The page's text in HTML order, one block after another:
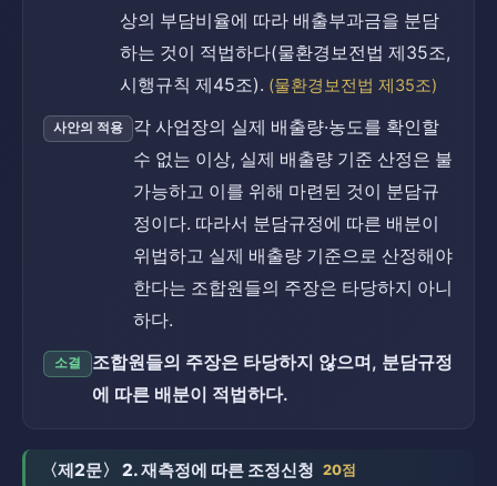
상의 부담비율에 따라 배출부과금을 분담
하는 것이 적법하다(물환경보전법 제35조,
시행규칙 제45조). (물환경보전법 제35조)
사안의 적용
각 사업장의 실제 배출량·농도를 확인할
수 없는 이상, 실제 배출량 기준 산정은 불
가능하고 이를 위해 마련된 것이 분담규
정이다. 따라서 분담규정에 따른 배분이
위법하고 실제 배출량 기준으로 산정해야
한다는 조합원들의 주장은 타당하지 아니
하다.
소결
조합원들의 주장은 타당하지 않으며, 분담규정
에 따른 배분이 적법하다.
〈제2문〉 2. 재측정에 따른 조정신청 20점